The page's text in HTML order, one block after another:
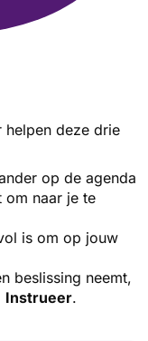
helpen deze drie
op de agenda
om naar je te
is om op jouw
beslissing neemt,
Instrueer.